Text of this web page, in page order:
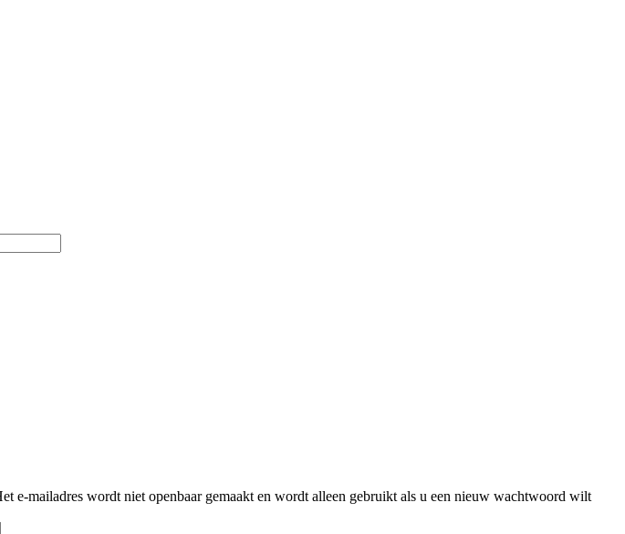
e-mailadres wordt niet openbaar gemaakt en wordt alleen gebruikt als u een nieuw wachtwoord wilt